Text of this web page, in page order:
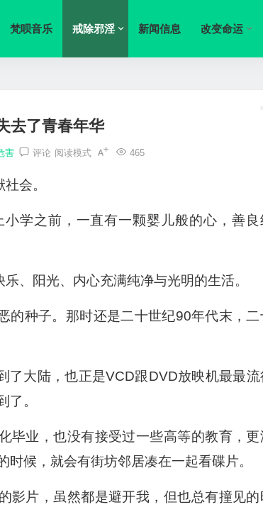
梵呗音乐 戒除邪淫 新闻信息 改变命运
去了青春年华
害 评论 465
阅读模式
会。
学之前，一直有一颗婴儿般的心，善良
、阳光、内心充满纯净与光明的生活。
的种子。那时还是二十世纪90年代末，二
了大陆，也正是VCD跟DVD放映机最最流
了。
毕业，也没有接受过一些高等的教育，更
候，就会有街坊邻居凑在一起看碟片。
影片，虽然都是避开我，但也总有撞见的